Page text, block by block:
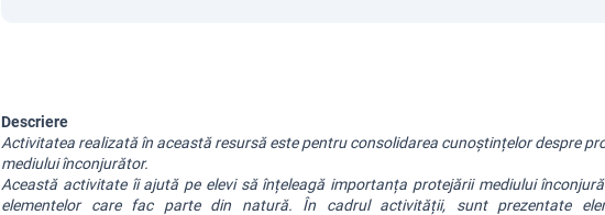
Descriere
Activitatea realizată în această resursă este pentru consolidarea cunoștințelor despre
mediului înconjurător.
Această activitate îi ajută pe elevi să înțeleagă importanța protejării mediului
elementelor care fac parte din natură. În cadrul activității, sunt prezentate